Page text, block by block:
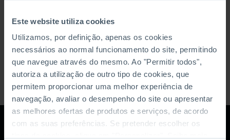
Este website utiliza cookies
Utilizamos, por definição, apenas os cookies
necessários ao normal funcionamento do site, permitindo
que navegue através do mesmo. Ao "Permitir todos",
autoriza a utilização de outro tipo de cookies, que
permitem proporcionar uma melhor experiência de
navegação, avaliar o desempenho do site ou apresentar
as melhores ofertas de produtos e serviços, de acordo
com as suas preferências. Se pretender escolher os